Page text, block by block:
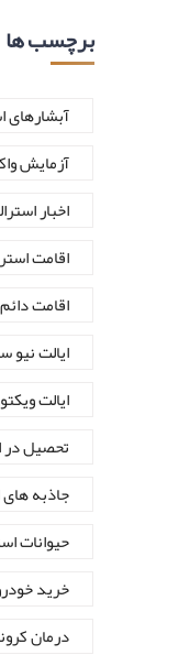
برچسب ها
آبشارهای
آزمایش
اخبار
اقامت
اقامت
ایالت نیو
ایالت
تحصیل در
جاذبه های
حیوانات
خرید
درمان